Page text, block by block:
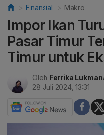
Finansial Makro
Impor Ikan
Pasar Timur
Timur untuk
Oleh Ferrika
28 Juli 2024, 13:31